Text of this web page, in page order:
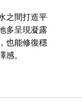
之間打造平
多呈現凝露
也能修復穩
感。